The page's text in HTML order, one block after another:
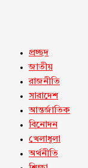
প্রচ্ছদ
জাতীয়
রাজনীতি
সারাদেশ
আন্তর্জাতিক
বিনোদন
খেলাধুলা
অর্থনীতি